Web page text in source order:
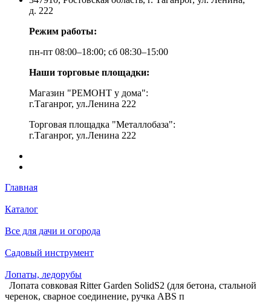
д. 222
Режим работы:
пн-пт 08:00–18:00; сб 08:30–15:00
Наши торговые площадки:
Магазин "РЕМОНТ у дома":
г.Таганрог, ул.Ленина 222
Торговая площадка "Металлобаза":
г.Таганрог, ул.Ленина 222
Главная
Каталог
Все для дачи и огорода
Садовый инструмент
Лопаты, ледорубы
Лопата совковая Ritter Garden SolidS2 (для бетона, стальной
черенок, сварное соединение, ручка ABS п